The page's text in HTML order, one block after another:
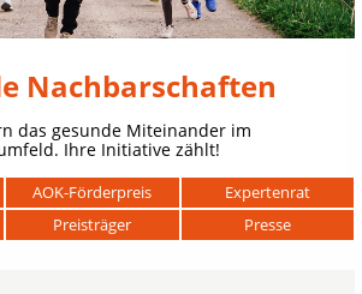
Nachbarschaften
das gesunde Miteinander im
Ihre Initiative zählt!
AOK-Förderpreis
Expertenrat
Preisträger Presse